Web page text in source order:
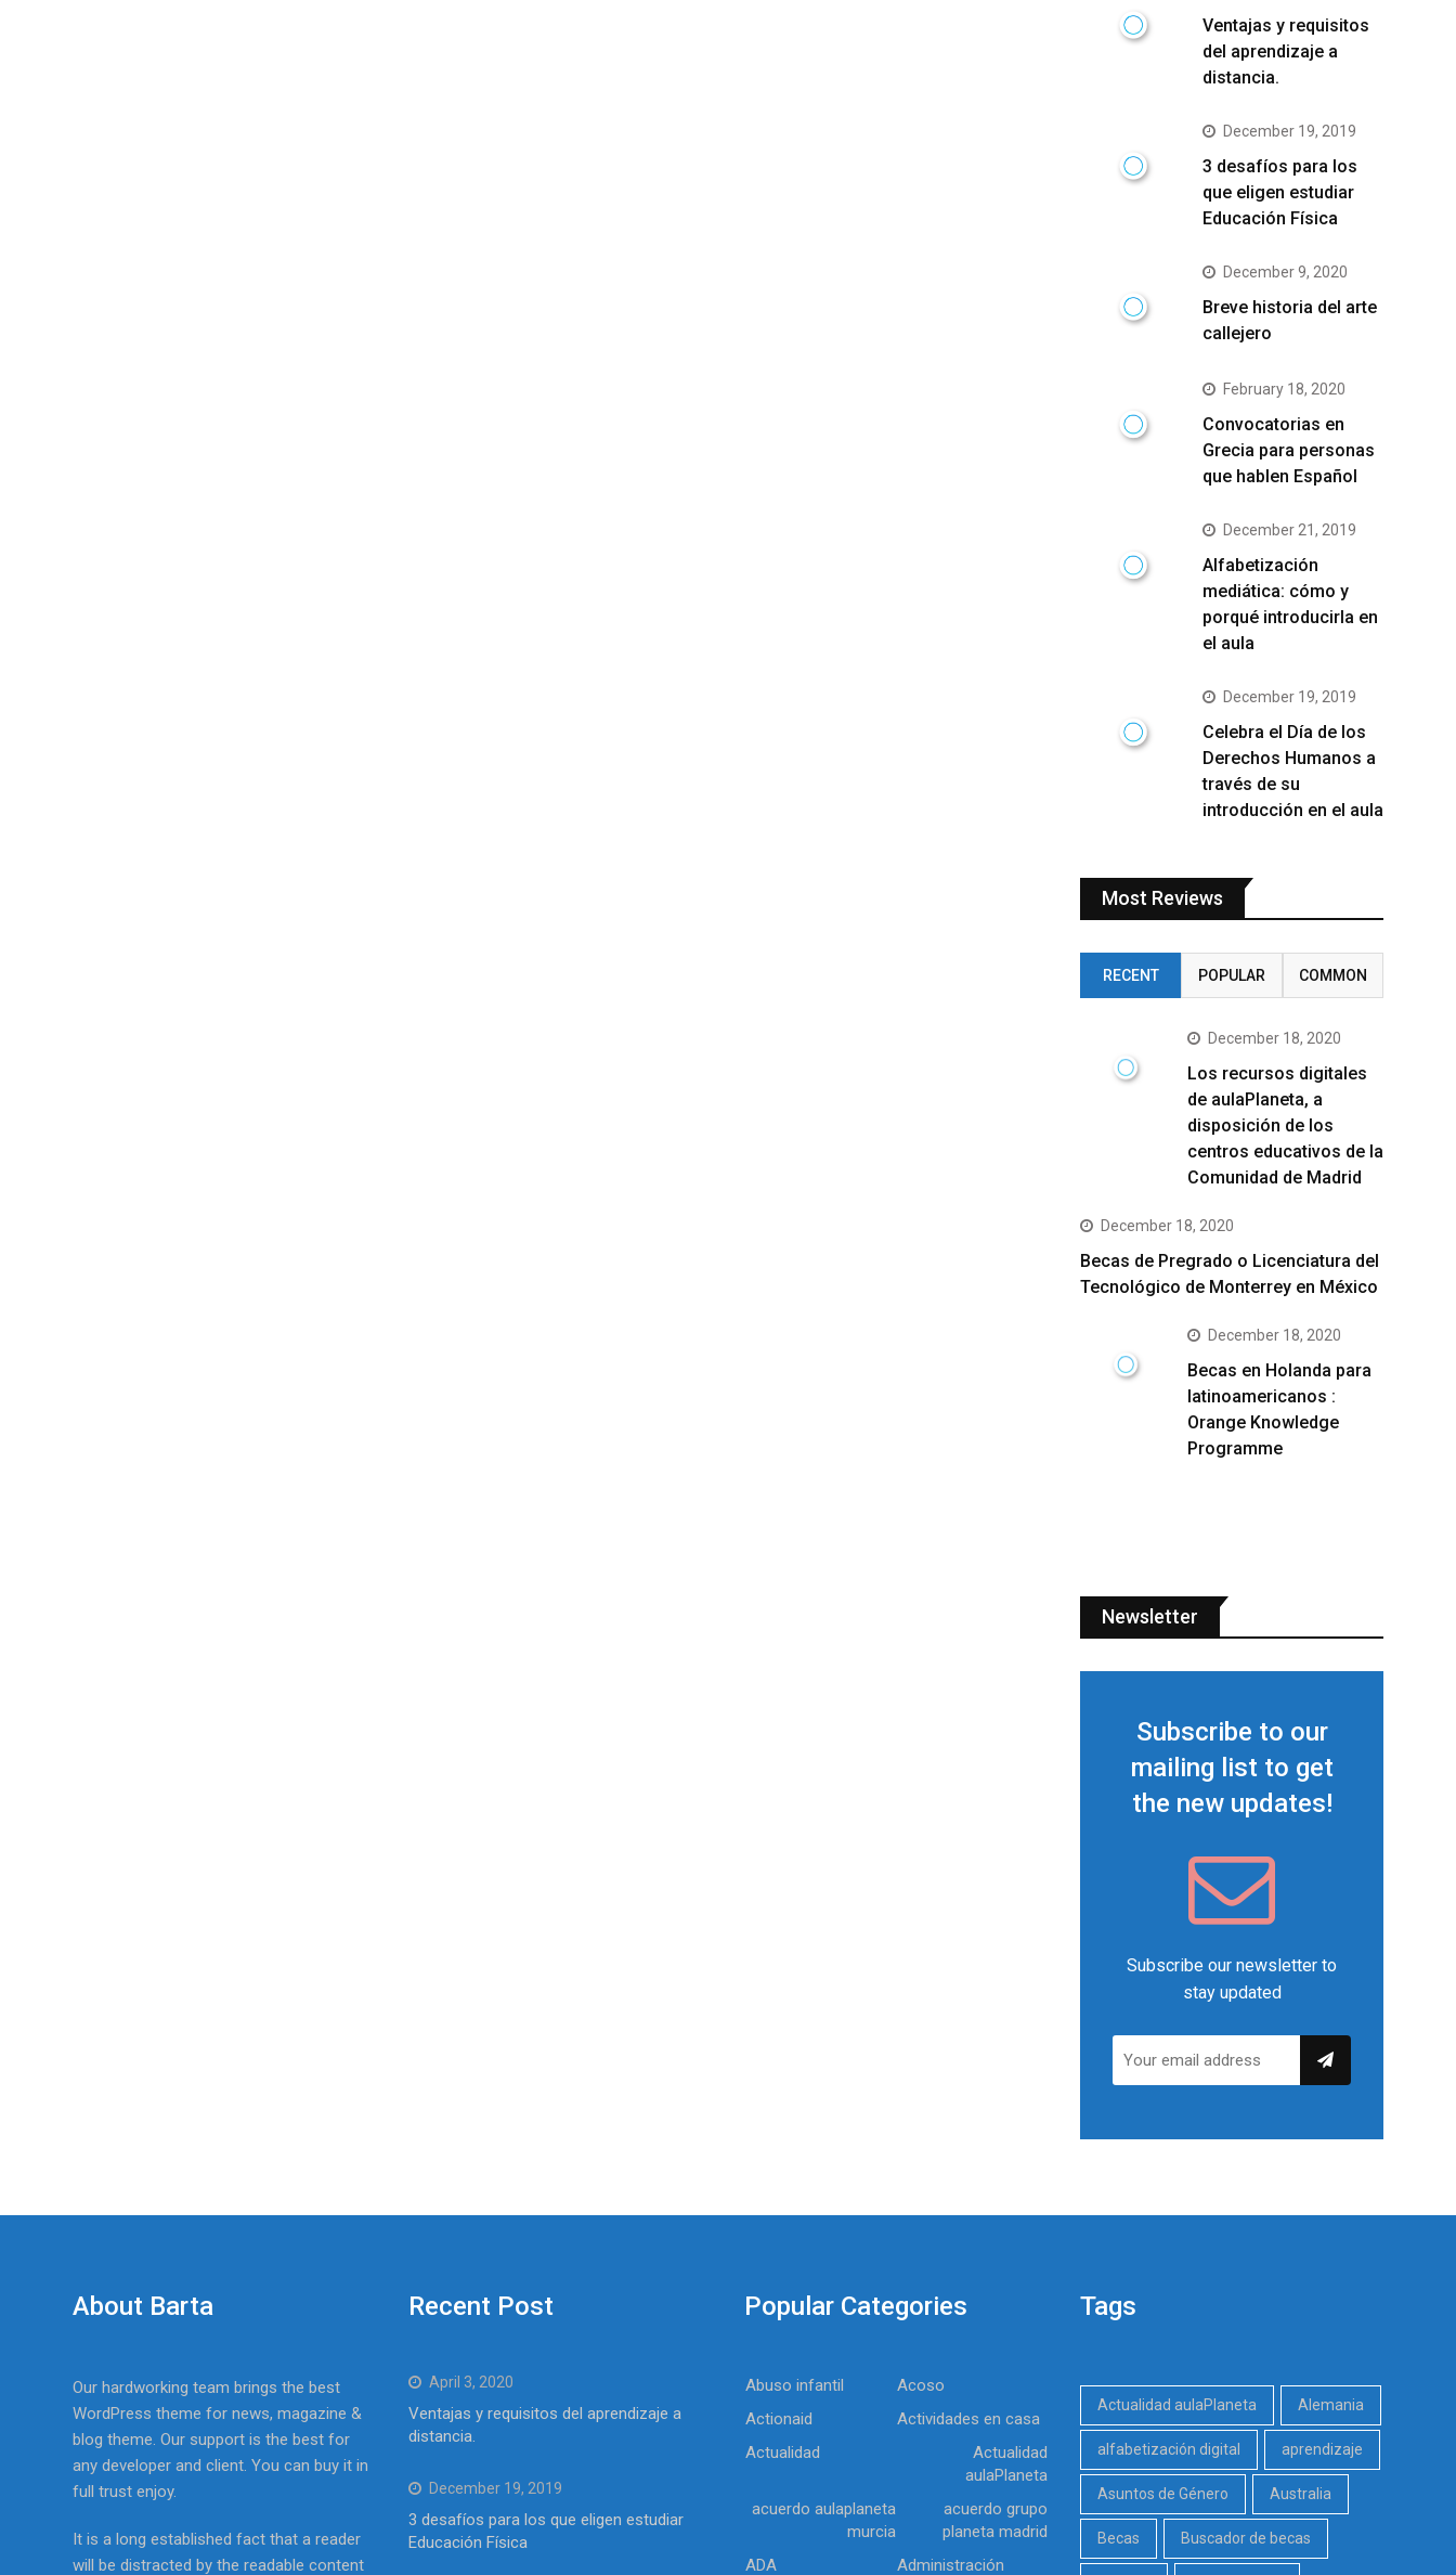
Ventajas y requisitos
del aprendizaje a
distancia.
December 19, 2019
3 desafíos para los
que eligen estudiar
Educación Física
December 9, 2020
Breve historia del arte
callejero
February 18, 2020
Convocatorias en
Grecia para personas
que hablen Español
December 21, 2019
Alfabetización
mediática: cómo y
porqué introducirla en
el aula
December 19, 2019
Celebra el Día de los
Derechos Humanos a
través de su
introducción en el aula
Most Reviews
RECENT POPULAR COMMON
December 18, 2020
Los recursos digitales
de aulaPlaneta, a
disposición de los
centros educativos de la
Comunidad de Madrid
December 18, 2020
Becas de Pregrado o Licenciatura del
Tecnológico de Monterrey en México
December 18, 2020
Becas en Holanda para
latinoamericanos :
Orange Knowledge
Programme
Newsletter
Subscribe to our
mailing list to get
the new updates!
Subscribe our newsletter to
stay updated
About Barta
Our hardworking team brings the best
WordPress theme for news, magazine &
blog theme. Our support is the best for
any developer and client. You can buy it in
full trust enjoy.
It is a long established fact that a reader
will be distracted by the readable content
Recent Post
April 3, 2020
Ventajas y requisitos del aprendizaje a
distancia.
December 19, 2019
3 desafíos para los que eligen estudiar
Educación Física
Popular Categories
Abuso infantil
Acoso
Actionaid
Actividades en casa
Actualidad
Actualidad
aulaPlaneta
acuerdo aulaplaneta
murcia
acuerdo grupo
planeta madrid
ADA
Administración
Tags
Actualidad aulaPlaneta Alemania
alfabetización digital aprendizaje
Asuntos de Género Australia
Becas Buscador de becas